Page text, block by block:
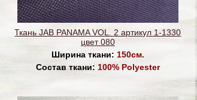
Ткань JAB PANAMA VOL. 2 артикул 1-1330
цвет 080
Ширина ткани: 150см.
Состав ткани: 100% Polyester